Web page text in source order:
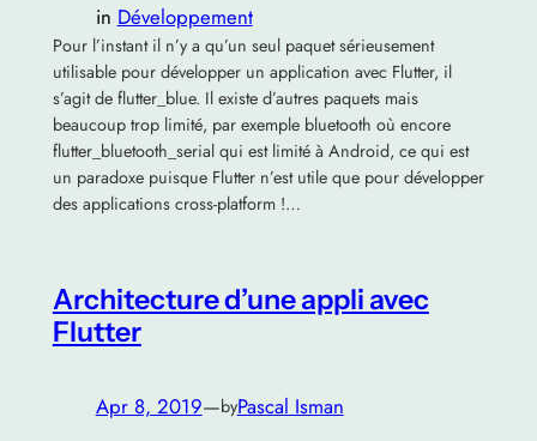
in Développement
Pour l’instant il n’y a qu’un seul paquet sérieusement
utilisable pour développer un application avec Flutter, il
s’agit de flutter_blue. Il existe d’autres paquets mais
beaucoup trop limité, par exemple bluetooth où encore
flutter_bluetooth_serial qui est limité à Android, ce qui est
un paradoxe puisque Flutter n’est utile que pour développer
des applications cross-platform !…
Architecture d’une appli avec
Flutter
Apr 8, 2019—byPascal Isman